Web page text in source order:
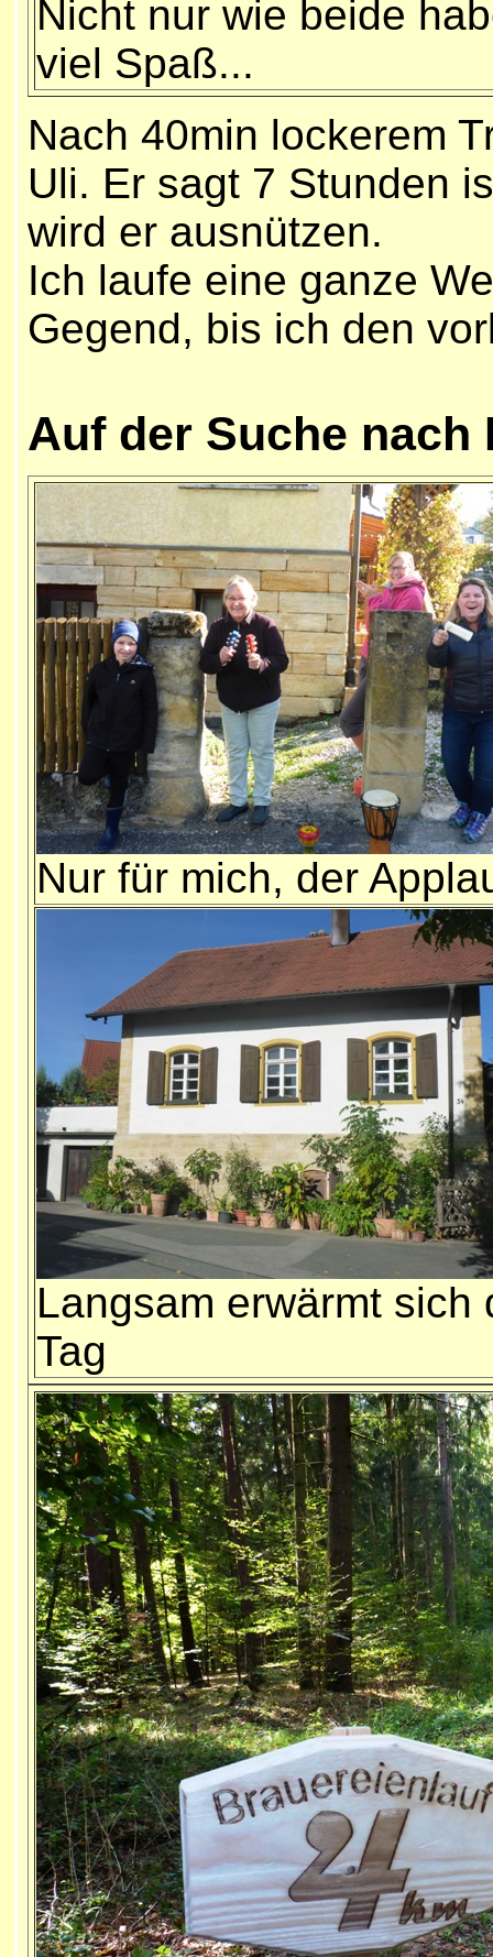
Nicht nur wie beide
viel Spaß...
Nach 40min lockerem
Uli. Er sagt 7 Stunden
wird er ausnützen.
Ich laufe eine ganze
Gegend, bis ich den
Auf der Suche
Nur für mich, der
Langsam erwärmt sich
Tag